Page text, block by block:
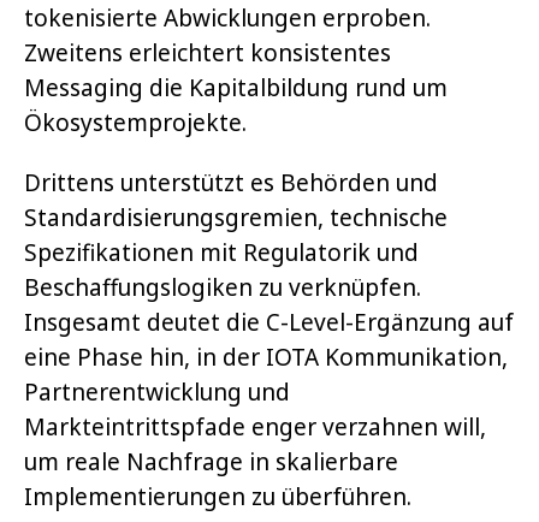
tokenisierte Abwicklungen erproben.
Zweitens erleichtert konsistentes
Messaging die Kapitalbildung rund um
Ökosystemprojekte.
Drittens unterstützt es Behörden und
Standardisierungsgremien, technische
Spezifikationen mit Regulatorik und
Beschaffungslogiken zu verknüpfen.
Insgesamt deutet die C-Level-Ergänzung auf
eine Phase hin, in der IOTA Kommunikation,
Partnerentwicklung und
Markteintrittspfade enger verzahnen will,
um reale Nachfrage in skalierbare
Implementierungen zu überführen.